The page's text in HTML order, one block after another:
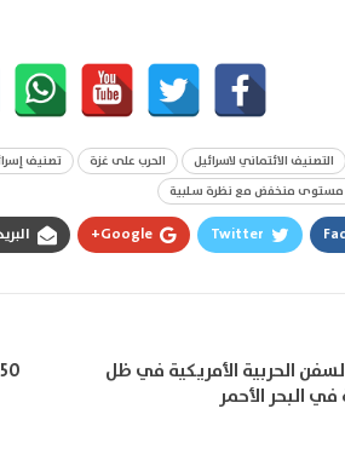
التصنيف الائتماني لاسرائيل الحرب على غزة تصنيف
مستوى منخفض مع نظرة سلبية
Twitter
Google+
الحربية الأمريكية في ظل
البحر الأحمر